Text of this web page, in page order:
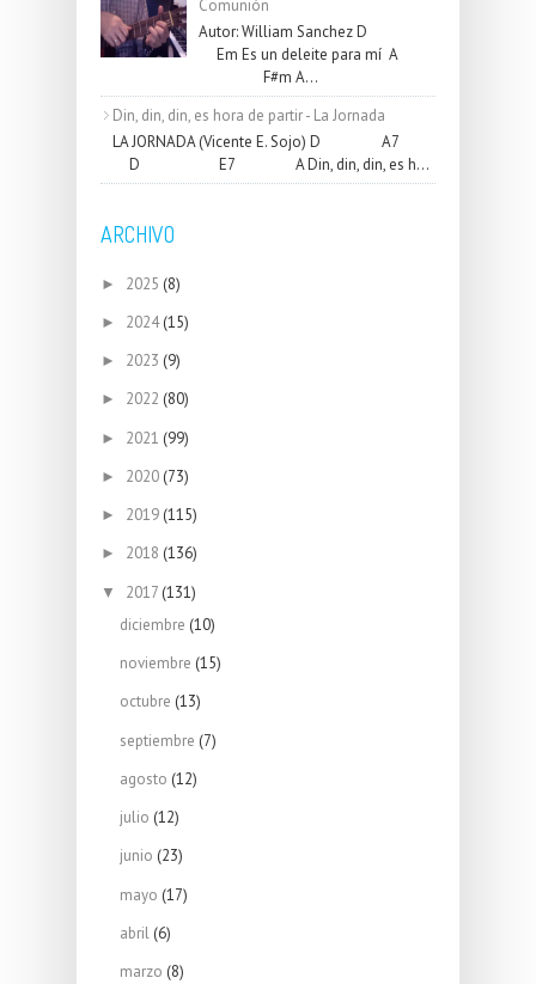
Comunión
Autor: William Sanchez D
Em Es un deleite para mí A
F#m A...
Din, din, din, es hora de partir - La Jornada
LA JORNADA (Vicente E. Sojo) D A7
D E7 A Din, din, din, es h...
ARCHIVO
► 2025 (8)
► 2024 (15)
► 2023 (9)
► 2022 (80)
► 2021 (99)
► 2020 (73)
► 2019 (115)
► 2018 (136)
▼ 2017 (131)
diciembre (10)
noviembre (15)
octubre (13)
septiembre (7)
agosto (12)
julio (12)
junio (23)
mayo (17)
abril (6)
marzo (8)